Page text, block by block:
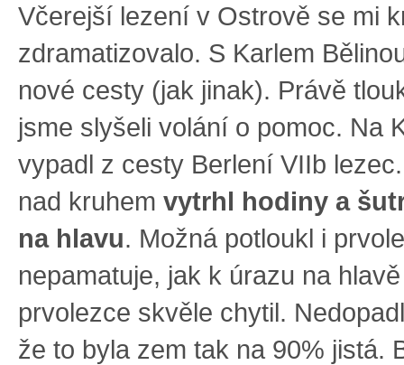
Včerejší lezení v Ostrově se mi
zdramatizovalo. S Karlem
nové cesty (jak jinak). Právě
jsme slyšeli volání o pomoc. Na
vypadl z cesty Berlení VIIb
nad kruhem vytrhl hodiny a
na hlavu. Možná potloukl i
nepamatuje, jak k úrazu na
prvolezce skvěle chytil.
že to byla zem tak na 90% jistá.